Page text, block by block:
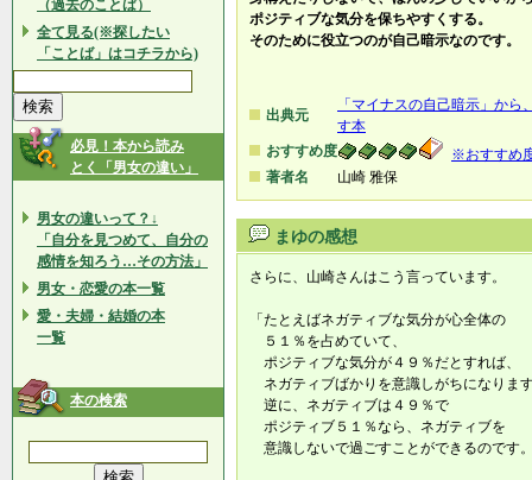
（過去のことば）
全て見る(※探したい
「ことば」はコチラから)
必見！本から読み
とく「男女の違い」
男女の違いって？↓
「自分を見つめて、自分の
感情を知ろう…その方法」
男女・恋愛の本一覧
愛・夫婦・結婚の本
一覧
本の検索
ポジティブな気分を保ちやすくする。
そのために役立つのが自己暗示なのです。
出典元
「マイナスの自己暗示」から
す本
おすすめ度
※おすすめ
著者名
山崎 雅保
まゆの感想
さらに、山崎さんはこう言っています。
「たとえばネガティブな気分が心全体の
５１％を占めていて、
ポジティブな気分が４９％だとすれば、
ネガティブばかりを意識しがちになりま
逆に、ネガティブは４９％で
ポジティブ５１％なら、ネガティブを
意識しないで過ごすことができるのです